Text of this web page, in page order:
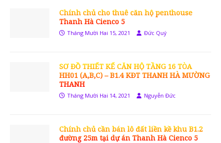
Chính chủ cho thuê căn hộ penthouse
Thanh Hà Cienco 5
Tháng Mười Hai 15, 2021 Đức Quý
SƠ ĐỒ THIẾT KẾ CĂN HỘ TẦNG 16 TÒA
HH01 (A,B,C) – B1.4 KĐT THANH HÀ MƯỜNG
THANH
Tháng Mười Hai 14, 2021 Nguyễn Đức
Chính chủ cần bán lô đất liền kề khu B1.2
đường 25m tại dự án Thanh Hà Cienco 5